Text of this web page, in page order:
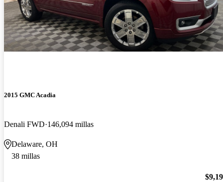
2015 GMC Acadia
Denali FWD 146,094 millas
Delaware, OH
38 millas